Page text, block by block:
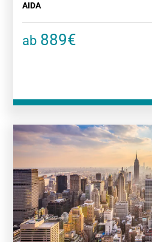
AIDA
ab 889€